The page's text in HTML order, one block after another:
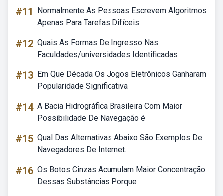
#11
Normalmente As Pessoas Escrevem Algoritmos
Apenas Para Tarefas Difíceis
#12 Quais As Formas De Ingresso Nas
Faculdades/universidades Identificadas
#13 Em Que Década Os Jogos Eletrônicos Ganharam
Popularidade Significativa
#14 A Bacia Hidrográfica Brasileira Com Maior
Possibilidade De Navegação é
#15 Qual Das Alternativas Abaixo São Exemplos De
Navegadores De Internet.
#16 Os Botos Cinzas Acumulam Maior Concentração
Dessas Substâncias Porque